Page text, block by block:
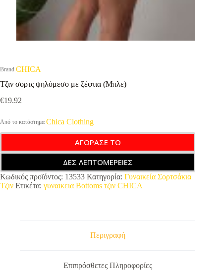
Brand CHICA
Τζιν σορτς ψηλόμεσο με ξέφτια (Μπλε)
€19.92
Από το κατάστημα Chica Clothing
ΑΓΟΡΑΣΕ ΤΟ
ΔΕΣ ΛΕΠΤΟΜΕΡΕΙΕΣ
Κωδικός προϊόντος: 13533 Κατηγορία: Γυναικεία Σορτσάκια
Τζιν Ετικέτα: γυναικεια Bottoms τζιν CHICA
Περιγραφή
Επιπρόσθετες Πληροφορίες